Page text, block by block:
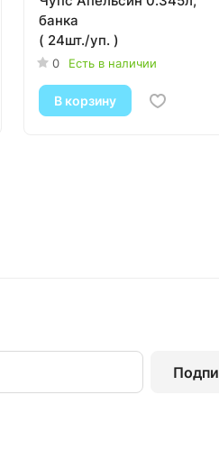
банка
( 24шт./уп. )
0 Есть в наличии
В корзину